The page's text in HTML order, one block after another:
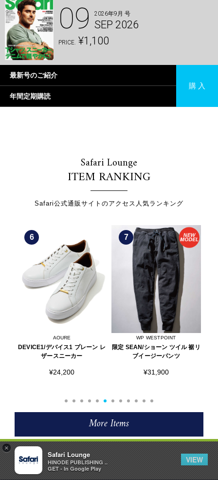
×
Safari Lounge
HINODE PUBLISHING ..
GET - In Google Play
VIEW
09 2026年9月 号
SEP 2026
PRICE. ¥1,100
最新号のご紹介
年間定期購読
購 入
Safari Lounge
ITEM RANKING
Safari公式通販サイトのアクセス人気ランキング
6
AOURE
DEVICE1/デバイス1 プレーン レ
ザースニーカー
¥24,200
7
WP WESTPOINT
限定 SEAN/ショーン ツイル 裾リ
ブイージーパンツ
¥31,900
More Items